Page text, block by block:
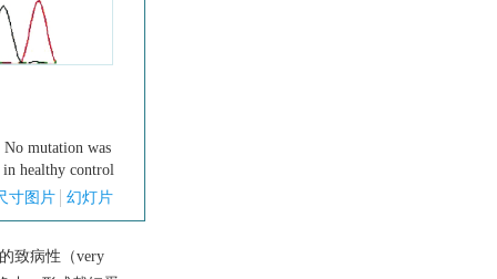
mutation was
in healthy control
寸图片 幻灯片
致病性（very